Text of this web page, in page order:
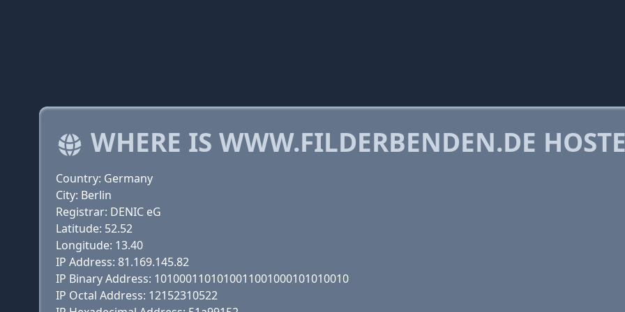
WHERE IS WWW.FILDERBENDEN.DE
Country: Germany
City: Berlin
Registrar: DENIC eG
Latitude: 52.52
Longitude: 13.40
IP Address: 81.169.145.82
IP Binary Address: 1010001101010011001000101010010
IP Octal Address: 12152310522